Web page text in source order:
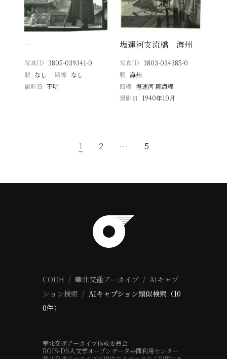
−
写真ID 3805-039341-0
駅 なし 路線 なし
撮影日
不明
塩運河支流橋 海州
写真ID 3803-034385-0
駅 海州
路線 塩運河 隴海線
撮影日
1940年10月
1 2 … 5
CODH 華北交通アーカイブ
AIキャプ
ション検索
AIキャプション類似検索（10
0件）
華北交通アーカイブ作成委員会
ROIS-DS人文学オープンデータ共同利用センター